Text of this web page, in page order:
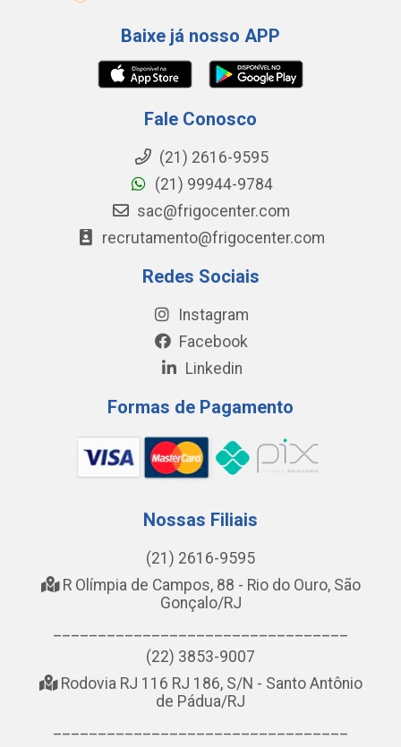
Baixe já nosso APP
Fale Conosco
(21) 2616-9595
(21) 99944-9784
sac@frigocenter.com
recrutamento@frigocenter.com
Redes Sociais
Instagram
Facebook
Linkedin
Formas de Pagamento
Nossas Filiais
(21) 2616-9595
R Olímpia de Campos, 88 - Rio do Ouro, São
Gonçalo/RJ
(22) 3853-9007
Rodovia RJ 116 RJ 186, S/N - Santo Antônio
de Pádua/RJ